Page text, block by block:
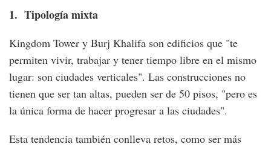
1. Tipología mixta
Kingdom Tower y Burj Khalifa son edificios que "te
permiten vivir, trabajar y tener tiempo libre en el mismo
lugar: son ciudades verticales". Las construcciones no
tienen que ser tan altas, pueden ser de 50 pisos, "pero es
la única forma de hacer progresar a las ciudades".
Esta tendencia también conlleva retos, como ser más